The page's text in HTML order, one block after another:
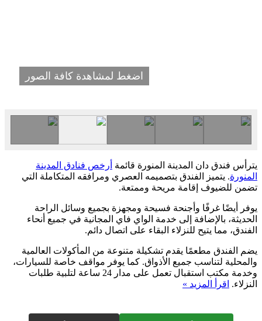
اضغط لمشاهدة كافة الصور
يترأس فندق دان المدينة المنورة قائمة أرخص فنادق المدينة
المنورة. يتميز الفندق بتصميمه العصري ومرافقه المتكاملة التي
تضمن للضيوف إقامة مريحة وممتعة.
يوفر أيضًا غرفًا وأجنحة فسيحة ومجهزة بجميع وسائل الراحة
الحديثة، بالإضافة إلى خدمة الواي فاي المجانية في جميع أنحاء
الفندق، مما يتيح للنزلاء البقاء على اتصال دائم.
يضم الفندق مطعمًا يقدم تشكيلة متنوعة من المأكولات العالمية
والمحلية لتناسب جميع الأذواق. كما يوفر مواقف خاصة للسيارات،
وخدمة مكتب استقبال تعمل على مدار 24 ساعة لتلبية طلبات
النزلاء. اقرأ المزيد »